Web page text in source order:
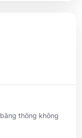
thông không